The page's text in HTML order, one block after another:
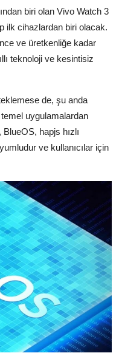
biri olan Vivo Watch 3
ilk cihazlardan biri olacak.
ve üretkenliğe kadar
teknoloji ve kesintisiz
de, şu anda
uygulamalardan
hapjs hızlı
ve kullanıcılar için